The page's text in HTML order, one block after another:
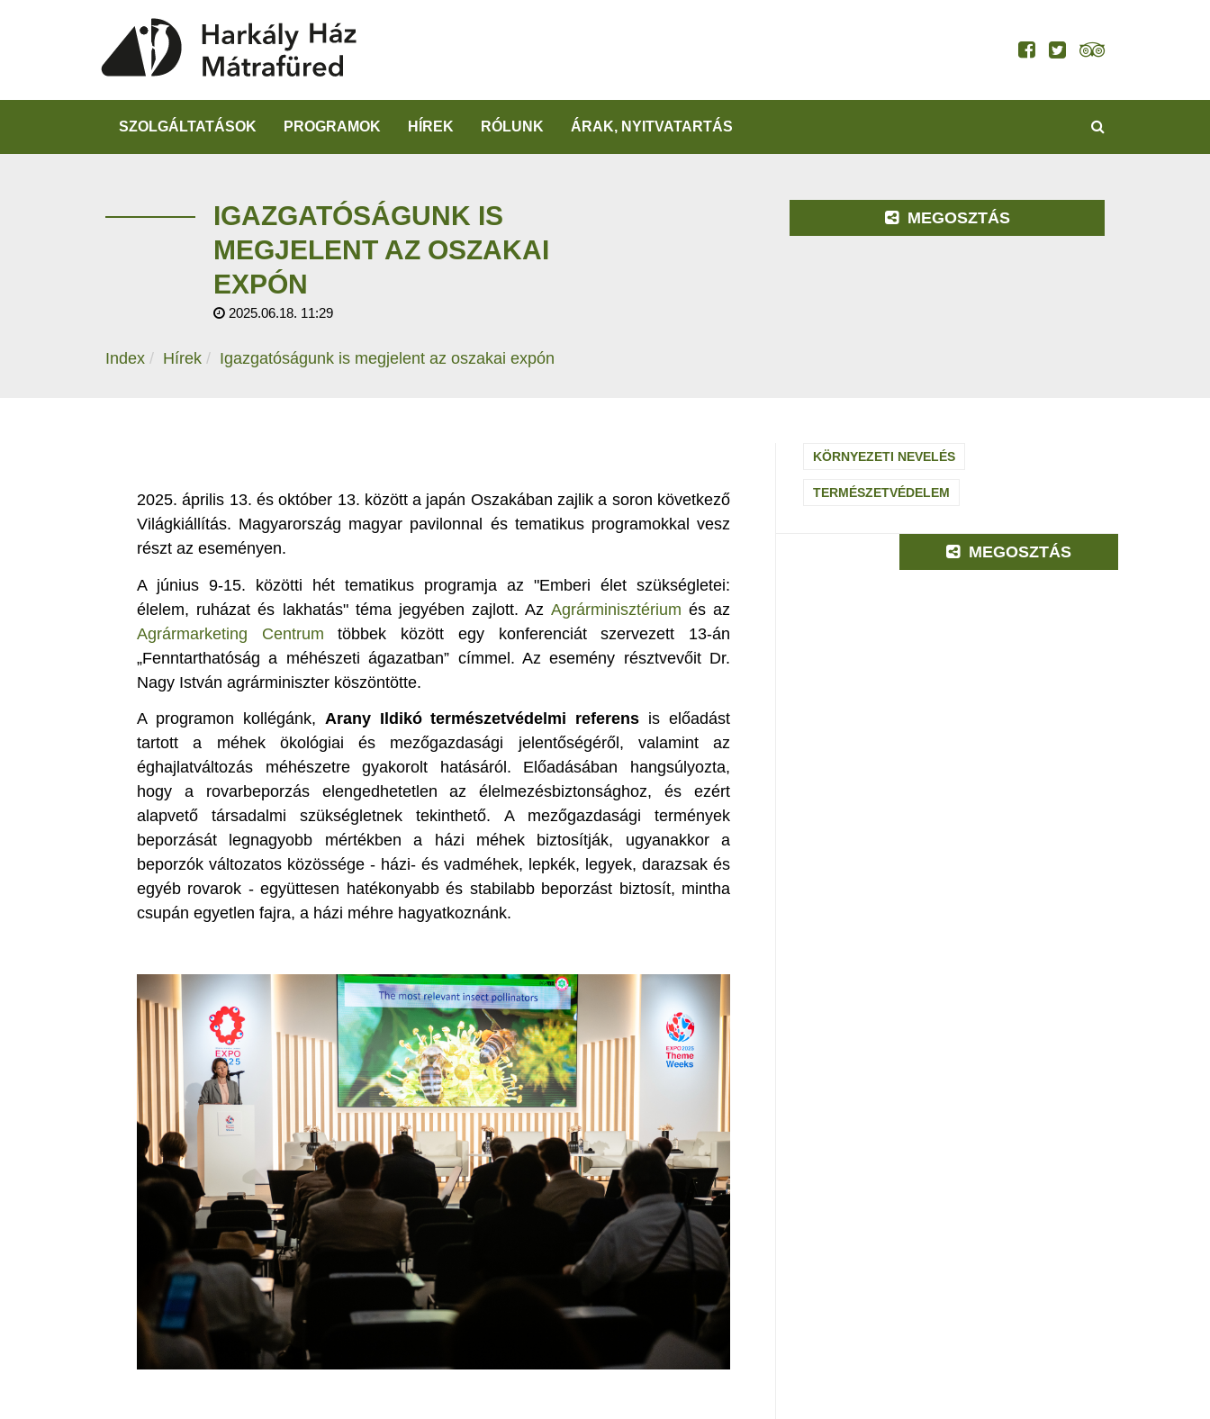
SZOLGÁLTATÁSOK PROGRAMOK HÍREK RÓLUNK ÁRAK, NYITVATARTÁS
IGAZGATÓSÁGUNK IS
MEGJELENT AZ OSZAKAI
EXPÓN
2025.06.18. 11:29
Index Hírek Igazgatóságunk is megjelent az oszakai expón
MEGOSZTÁS
2025. április 13. és október 13. között a japán Oszakában zajlik a soron következő
Világkiállítás. Magyarország magyar pavilonnal és tematikus programokkal vesz
részt az eseményen.
A június 9-15. közötti hét tematikus programja az "Emberi élet szükségletei:
élelem, ruházat és lakhatás" téma jegyében zajlott. Az Agrárminisztérium és az
Agrármarketing Centrum többek között egy konferenciát szervezett 13-án
„Fenntarthatóság a méhészeti ágazatban” címmel. Az esemény résztvevőit Dr.
Nagy István agrárminiszter köszöntötte.
A programon kollégánk, Arany Ildikó természetvédelmi referens is előadást
tartott a méhek ökológiai és mezőgazdasági jelentőségéről, valamint az
éghajlatváltozás méhészetre gyakorolt hatásáról. Előadásában hangsúlyozta,
hogy a rovarbeporzás elengedhetetlen az élelmezésbiztonsághoz, és ezért
alapvető társadalmi szükségletnek tekinthető. A mezőgazdasági termények
beporzását legnagyobb mértékben a házi méhek biztosítják, ugyanakkor a
beporzók változatos közössége - házi- és vadméhek, lepkék, legyek, darazsak és
egyéb rovarok - együttesen hatékonyabb és stabilabb beporzást biztosít, mintha
csupán egyetlen fajra, a házi méhre hagyatkoznánk.
KÖRNYEZETI NEVELÉS
TERMÉSZETVÉDELEM
MEGOSZTÁS